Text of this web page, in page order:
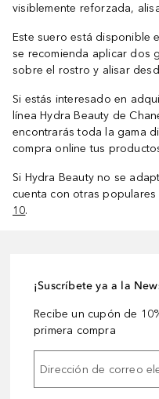
visiblemente reforzada,
Este suero está disponible
se recomienda aplicar dos
sobre el rostro y alisar
Si estás interesado en
línea Hydra Beauty de
encontrarás toda la gama
compra online tus
Si Hydra Beauty no se
cuenta con otras populares
10.
¡Suscríbete ya a la
Recibe un cupón de
primera compra
Dirección de correo